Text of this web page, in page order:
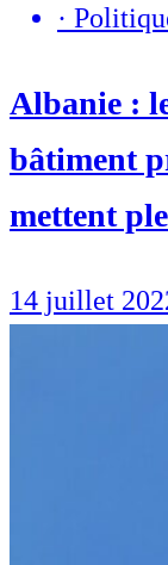
·
Albanie :
bâtiment
mettent
14 juillet